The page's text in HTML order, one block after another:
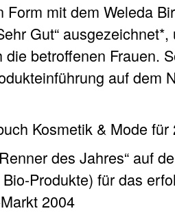
Form mit dem Weleda
Gut“
betroffenen Frauen.
auf dem
Kosmetik & Mode für
des Jahres“ auf
Produkte) für das
2004